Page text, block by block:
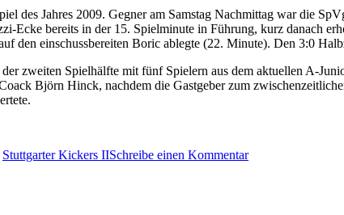
des Jahres 2009. Gegner am Samstag Nachmittag war die
Ecke bereits in der 15. Spielminute in Führung, kurz danach
den einschussbereiten Boric ablegte (22. Minute). Den 3:0
zweiten Spielhälfte mit fünf Spielern aus dem aktuellen A-
Björn Hinck, nachdem die Gastgeber zum
Stuttgarter Kickers IISchreibe einen Kommentarzu